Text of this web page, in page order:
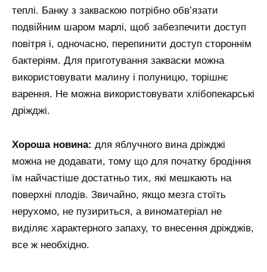
теплі. Банку з закваскою потрібно обв’язати
подвійним шаром марлі, щоб забезпечити доступ
повітря і, одночасно, перепинити доступ стороннім
бактеріям. Для приготування закваски можна
використовувати малину і полуницю, торішнє
варення. Не можна використовувати хлібопекарські
дріжджі.
Хороша новина: для яблучного вина дріжджі
можна не додавати, тому що для початку бродіння
їм найчастіше достатньо тих, які мешкають на
поверхні плодів. Звичайно, якщо мезга стоїть
нерухомо, не пузириться, а виноматеріал не
виділяє характерного запаху, то внесення дріжджів,
все ж необхідно.